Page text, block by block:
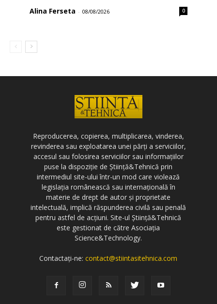
Alina Ferseta - 08/08/2026 0
Reproducerea, copierea, multiplicarea, vinderea,
revinderea sau exploatarea unei părți a serviciilor,
accesul sau folosirea serviciilor sau informațiilor
puse la dispoziție de Știință&Tehnică prin
intermediul site-ului într-un mod care violează
legislația românească sau internațională în
materie de drept de autor și proprietate
intelectuală, implică răspunderea civilă sau penală
pentru astfel de acțiuni. Site-ul Știință&Tehnică
este gestionat de către Asociația
Science&Technology.
Contactați-ne:contact@stiintasitehnica.com